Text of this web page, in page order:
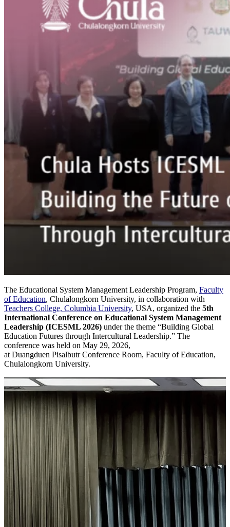
The Educational System Management Leadership Program, Faculty
of Education, Chulalongkorn University, in collaboration with
Teachers College, Columbia University, USA, organized the 5th
International Conference on Educational System Management
Leadership (ICESML 2026) under the theme “Building Global
Education Futures through Intercultural Leadership.” The
conference was held on May 29, 2026,
at Duangduen Pisalbutr Conference Room, Faculty of Education,
Chulalongkorn University.